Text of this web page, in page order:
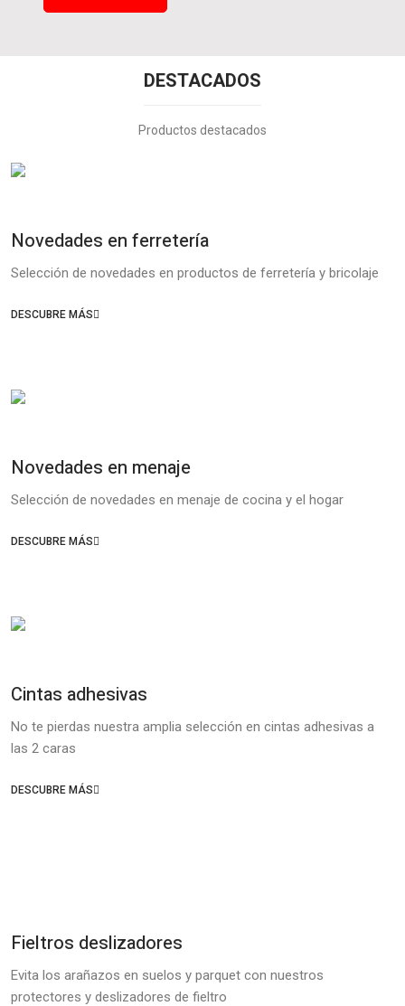
DESTACADOS
Productos destacados
Novedades en ferretería
Selección de novedades en productos de ferretería y bricolaje
DESCUBRE MÁS
Novedades en menaje
Selección de novedades en menaje de cocina y el hogar
DESCUBRE MÁS
Cintas adhesivas
No te pierdas nuestra amplia selección en cintas adhesivas a
las 2 caras
DESCUBRE MÁS
Fieltros deslizadores
Evita los arañazos en suelos y parquet con nuestros
protectores y deslizadores de fieltro